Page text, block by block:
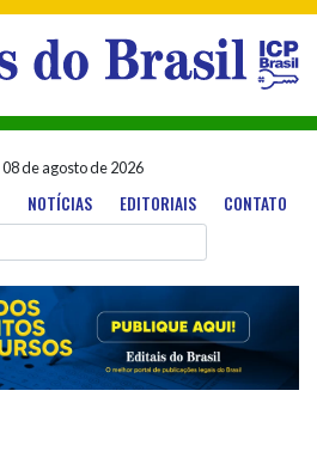
08 de agosto de 2026
NOTÍCIAS EDITORIAIS CONTATO